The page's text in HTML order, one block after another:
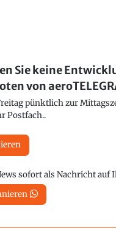
Sie keine
von
pünktlich zur
Postfach..
sofort als Nachricht auf